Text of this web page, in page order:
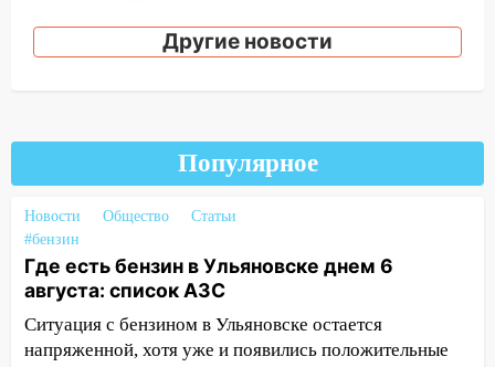
07:18 В Ульяновск идет
тридцатиградусная жара: какая будет
юристы помогли женщине засудить УК
за плесень на стенах
05:00
Кому 6 августа звезды сулят
прибыль, а кому — испытания на
прочность
05.08.2026
22:58 Соцсети: на проспекте Тюленева
ДТП с мотоциклистом
Другие новости
Популярное
Новости Общество
Статьи
#бензин
Где есть бензин в Ульяновске днем 6
августа: список АЗС
Ситуация с бензином в Ульяновске остается
напряженной, хотя уже и появились положительные